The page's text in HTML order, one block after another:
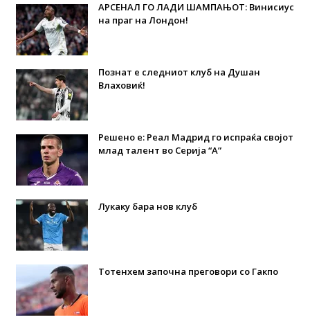
АРСЕНАЛ ГО ЛАДИ ШАМПАЊОТ: Винисиус
на праг на Лондон!
Познат е следниот клуб на Душан
Влаховиќ!
Решено е: Реал Мадрид го испраќа својот
млад талент во Серија “А”
Лукаку бара нов клуб
Тотенхем започна преговори со Гакпо